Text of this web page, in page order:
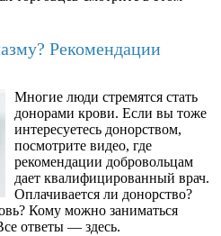
Рекомендации
Многие люди стремятся стать
донорами крови. Если вы тоже
интересуетесь донорством,
посмотрите видео, где
рекомендации добровольцам
дает квалифицированный врач.
Оплачивается ли донорство?
Кому можно заниматься
ответы — здесь.